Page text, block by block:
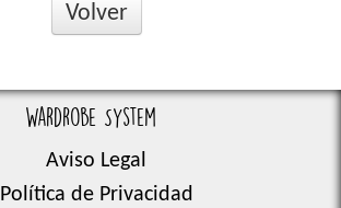
Volver
Wardrobe System
Aviso Legal
Política de Privacidad